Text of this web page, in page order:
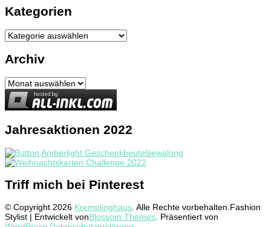
Kategorien
Kategorien
Archiv
Archiv
Jahresaktionen 2022
Triff mich bei Pinterest
© Copyright 2026 Kremplinghaus. Alle Rechte vorbehalten.Fashion
Stylist | Entwickelt vonBlossom Themes. Präsentiert von